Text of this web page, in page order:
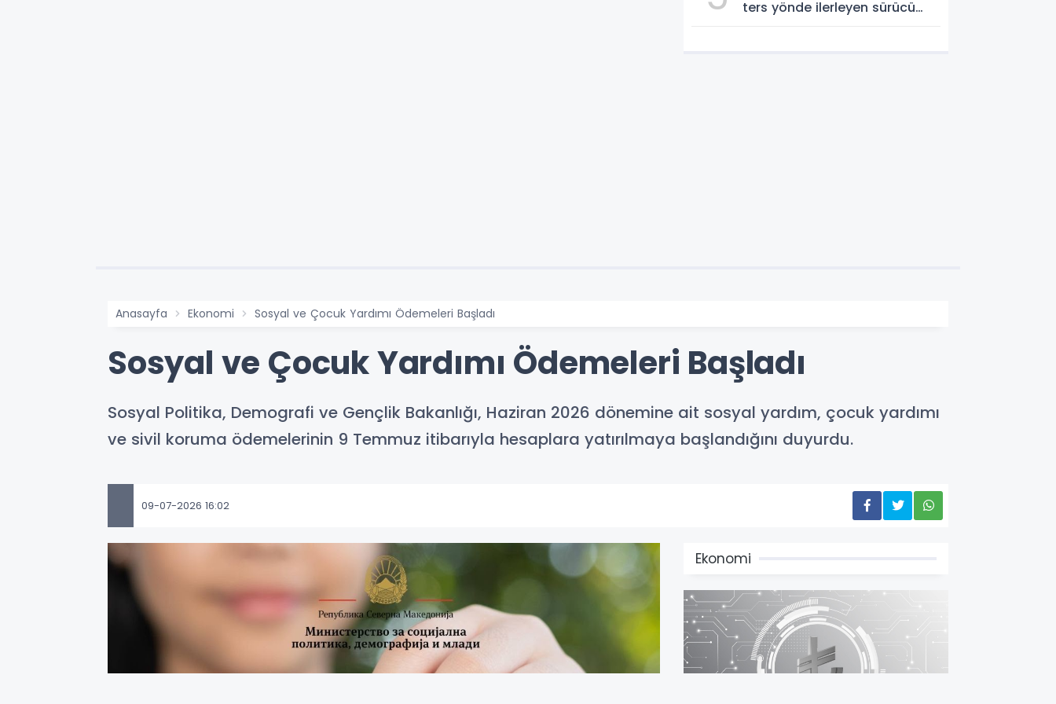
ters yönde ilerleyen sürücü
Anasayfa Ekonomi Sosyal ve Çocuk Yardımı Ödemeleri Başladı
Sosyal ve Çocuk Yardımı Ödemeleri Başladı
Sosyal Politika, Demografi ve Gençlik Bakanlığı, Haziran 2026 dönemine ait sosyal yardım, çocuk yardımı
ve sivil koruma ödemelerinin 9 Temmuz itibarıyla hesaplara yatırılmaya başlandığını duyurdu.
09-07-2026 16:02
Ekonomi